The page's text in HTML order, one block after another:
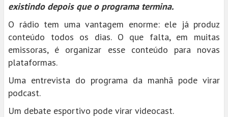
existindo depois que o programa termina.
O rádio tem uma vantagem enorme: ele já produz
conteúdo todos os dias. O que falta, em muitas
emissoras, é organizar esse conteúdo para novas
plataformas.
Uma entrevista do programa da manhã pode virar
podcast.
Um debate esportivo pode virar videocast.